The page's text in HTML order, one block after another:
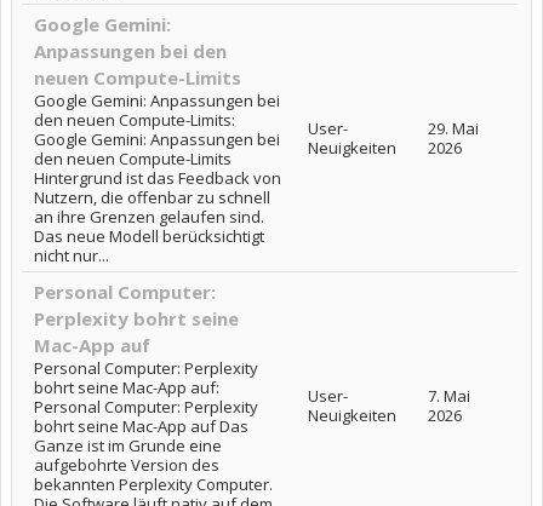
Google Gemini:
Anpassungen bei den
neuen Compute-Limits
Google Gemini: Anpassungen bei
den neuen Compute-Limits:
Google Gemini: Anpassungen bei
den neuen Compute-Limits
Hintergrund ist das Feedback von
Nutzern, die offenbar zu schnell
an ihre Grenzen gelaufen sind.
Das neue Modell berücksichtigt
nicht nur...
User-
Neuigkeiten
29. Mai
2026
Personal Computer:
Perplexity bohrt seine
Mac-App auf
Personal Computer: Perplexity
bohrt seine Mac-App auf:
Personal Computer: Perplexity
bohrt seine Mac-App auf Das
Ganze ist im Grunde eine
aufgebohrte Version des
bekannten Perplexity Computer.
User-
Neuigkeiten
7. Mai
2026